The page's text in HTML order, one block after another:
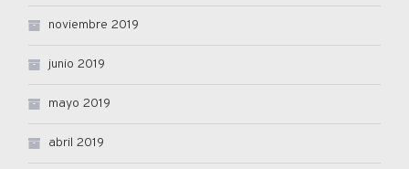
noviembre 2019
junio 2019
mayo 2019
abril 2019